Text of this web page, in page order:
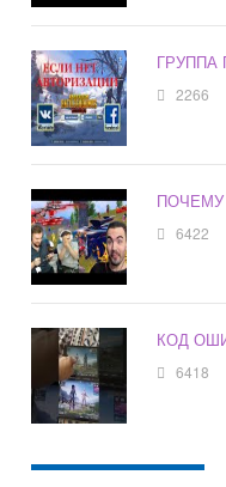
ГРУППА
2266
6422
КОД
6418